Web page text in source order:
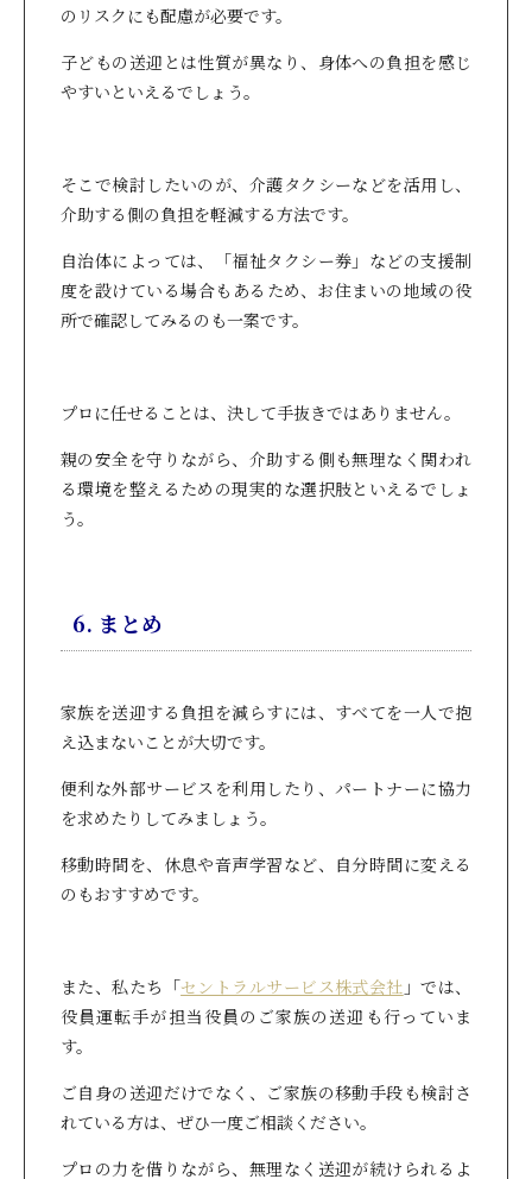
のリスクにも配慮が必要です。
子どもの送迎とは性質が異なり、身体への負担を感じ
やすいといえるでしょう。
そこで検討したいのが、介護タクシーなどを活用し、
介助する側の負担を軽減する方法です。
自治体によっては、「福祉タクシー券」などの支援制
度を設けている場合もあるため、お住まいの地域の役
所で確認してみるのも一案です。
プロに任せることは、決して手抜きではありません。
親の安全を守りながら、介助する側も無理なく関われ
る環境を整えるための現実的な選択肢といえるでしょ
う。
6. まとめ
家族を送迎する負担を減らすには、すべてを一人で抱
え込まないことが大切です。
便利な外部サービスを利用したり、パートナーに協力
を求めたりしてみましょう。
移動時間を、休息や音声学習など、自分時間に変える
のもおすすめです。
また、私たち「セントラルサービス株式会社 」では、
役員運転手が担当役員のご家族の送迎も行っていま
す。
ご自身の送迎だけでなく、ご家族の移動手段も検討さ
れている方は、ぜひ一度ご相談ください。
プロの力を借りながら、無理なく送迎が続けられるよ